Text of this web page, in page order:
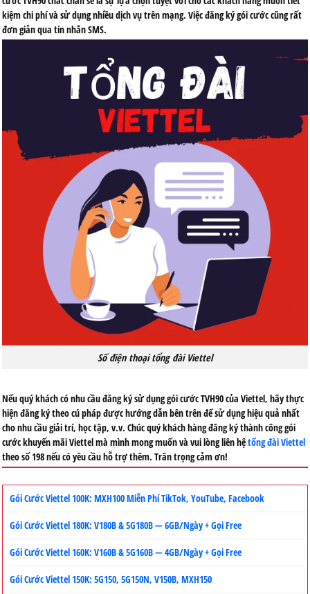
kiệm chi phí và sử dụng nhiều dịch vụ trên mạng. Việc đăng ký gói cước cũng rất
đơn giản qua tin nhắn SMS.
Số điện thoại tổng đài Viettel
Nếu quý khách có nhu cầu đăng ký sử dụng gói cước TVH90 của Viettel, hãy thực
hiện đăng ký theo cú pháp được hướng dẫn bên trên để sử dụng hiệu quả nhất
cho nhu cầu giải trí, học tập, v.v. Chúc quý khách hàng đăng ký thành công gói
cước khuyến mãi Viettel mà mình mong muốn và vui lòng liên hệtổng đài Viettel
theo số 198 nếu có yêu cầu hỗ trợ thêm. Trân trọng cảm ơn!
Gói Cước Viettel 100K: MXH100 Miễn Phí TikTok, YouTube, Facebook
Gói Cước Viettel 180K: V180B & 5G180B — 6GB/Ngày + Gọi Free
Gói Cước Viettel 160K: V160B & 5G160B — 4GB/Ngày + Gọi Free
Gói Cước Viettel 150K: 5G150, 5G150N, V150B, MXH150